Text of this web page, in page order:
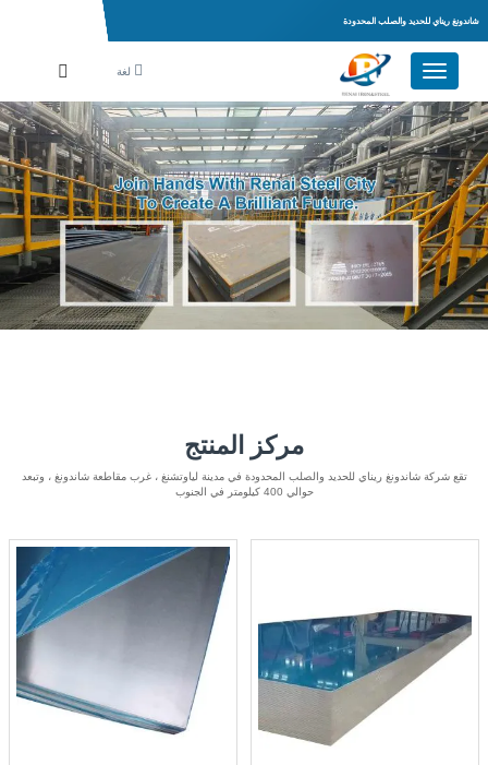
شاندونغ ريناي للحديد والصلب المحدودة
لغة
مركز المنتج
تقع شركة شاندونغ ريناي للحديد والصلب المحدودة في مدينة لياوتشنغ ، غرب مقاطعة شاندونغ ، وتبعد
حوالي 400 كيلومتر في الجنوب